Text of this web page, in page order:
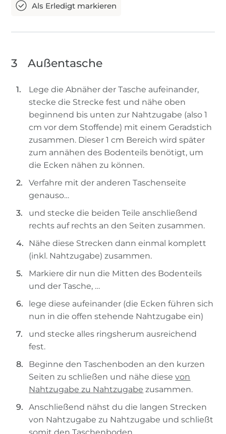
3 Außentasche
Lege die Abnäher der Tasche aufeinander,
stecke die Strecke fest und nähe oben
beginnend bis unten zur Nahtzugabe (also 1
cm vor dem Stoffende) mit einem Geradstich
zusammen. Dieser 1 cm Bereich wird später
zum annähen des Bodenteils benötigt, um
die Ecken nähen zu können.
Verfahre mit der anderen Taschenseite
genauso…
und stecke die beiden Teile anschließend
rechts auf rechts an den Seiten zusammen.
Nähe diese Strecken dann einmal komplett
(inkl. Nahtzugabe) zusammen.
Markiere dir nun die Mitten des Bodenteils
und der Tasche, …
lege diese aufeinander (die Ecken führen sich
nun in die offen stehende Nahtzugabe ein)
und stecke alles ringsherum ausreichend
fest.
Beginne den Taschenboden an den kurzen
Seiten zu schließen und nähe diesevon
Nahtzugabe zu Nahtzugabe zusammen.
Anschließend nähst du die langen Strecken
von Nahtzugabe zu Nahtzugabe und schließt